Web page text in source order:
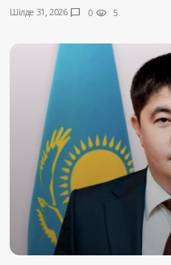
Шілде 31, 2026 chat_bubble 0 visibility 5